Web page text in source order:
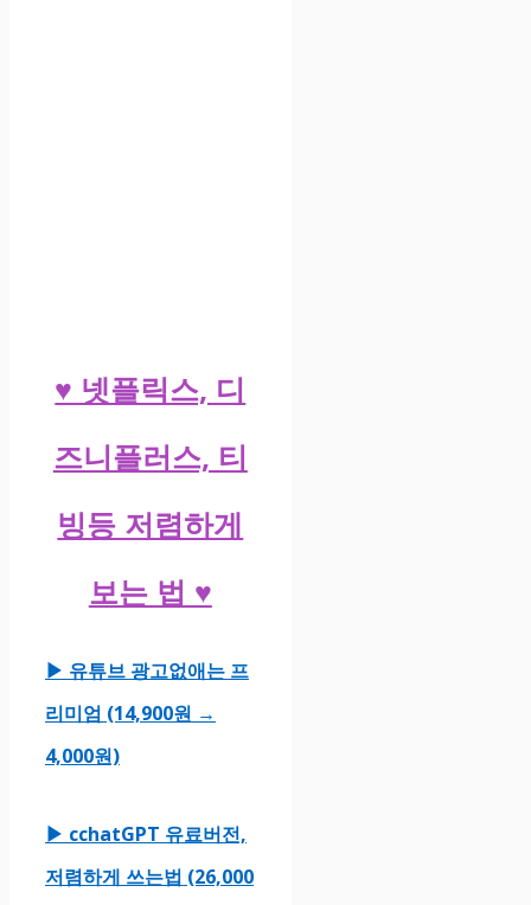
♥ 넷플릭스, 디
즈니플러스, 티
빙등 저렴하게
보는 법 ♥
▶ 유튜브 광고없애는 프
리미엄 (14,900원 →
4,000원)
▶ cchatGPT 유료버전,
저렴하게 쓰는법 (26,000